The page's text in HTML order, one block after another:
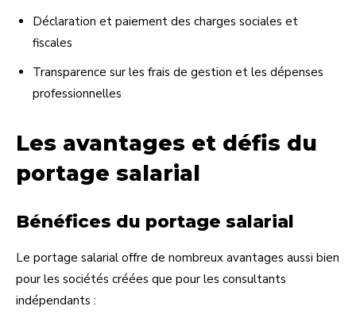
Déclaration et paiement des charges sociales et
fiscales
Transparence sur les frais de gestion et les dépenses
professionnelles
Les avantages et défis du
portage salarial
Bénéfices du portage salarial
Le portage salarial offre de nombreux avantages aussi bien
pour les sociétés créées que pour les consultants
indépendants :